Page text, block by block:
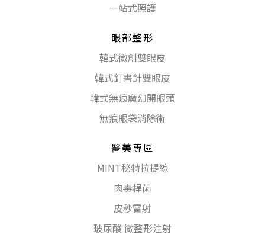
一站式照護
眼部整形
韓式微創雙眼皮
韓式釘書針雙眼皮
韓式無痕魔幻開眼頭
無痕眼袋消除術
醫美專區
MINT秘特拉提線
肉毒桿菌
皮秒雷射
玻尿酸 微整形注射